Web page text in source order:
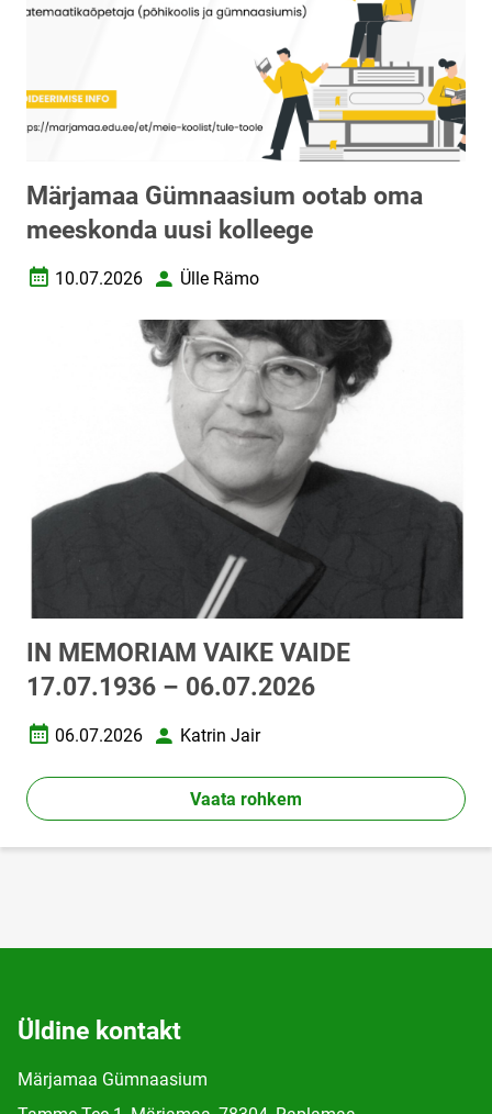
Märjamaa Gümnaasium ootab oma
meeskonda uusi kolleege
Loomise kuupäev
10.07.2026 AutorÜlle Rämo
IN MEMORIAM VAIKE VAIDE
17.07.1936 – 06.07.2026
Loomise kuupäev
06.07.2026 AutorKatrin Jair
Vaata rohkem
Üldine kontakt
Märjamaa Gümnaasium